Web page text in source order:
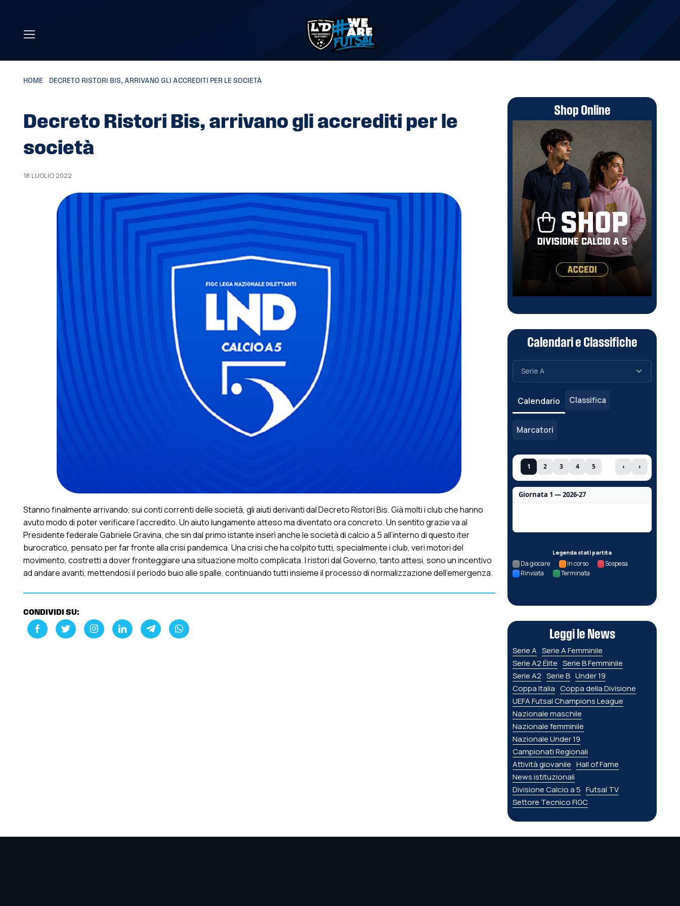
HOME DECRETO RISTORI BIS, ARRIVANO GLI ACCREDITI PER LE SOCIETÀ
Decreto Ristori Bis, arrivano gli accrediti per le
società
18 LUGLIO 2022
Stanno finalmente arrivando, sui conti correnti delle società, gli aiuti derivanti dal Decreto Ristori Bis. Già molti i club che hanno
avuto modo di poter verificare l’accredito. Un aiuto lungamente atteso ma diventato ora concreto. Un sentito grazie va al
Presidente federale Gabriele Gravina, che sin dal primo istante inserì anche le società di calcio a 5 all’interno di questo iter
burocratico, pensato per far fronte alla crisi pandemica. Una crisi che ha colpito tutti, specialmente i club, veri motori del
movimento, costretti a dover fronteggiare una situazione molto complicata. I ristori dal Governo, tanto attesi, sono un incentivo
ad andare avanti, mettendosi il periodo buio alle spalle, continuando tutti insieme il processo di normalizzazione dell’emergenza.
CONDIVIDI SU:
Shop Online
Calendari e Classifiche
Calendario Classifica
Marcatori
1 2 3 4 5 ‹ ›
Giornata 1 — 2026-27
Legenda stati partita
Da giocare In corso
Sospesa
Rinviata
Terminata
Leggi le News
Serie A Serie A Femminile
Serie A2 Élite Serie B Femminile
Serie A2 Serie B Under 19
Coppa Italia Coppa della Divisione
UEFA Futsal Champions League
Nazionale maschile
Nazionale femminile
Nazionale Under 19
Campionati Regionali
Attività giovanile Hall of Fame
News istituzionali
Divisione Calcio a 5 Futsal TV
Settore Tecnico FIGC